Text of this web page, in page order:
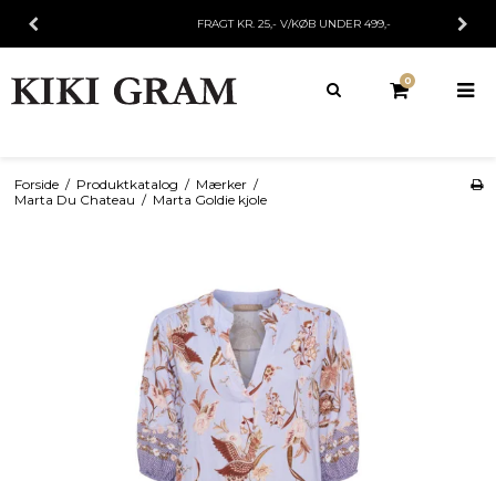
FRAGT KR. 25,- V/KØB UNDER 499,-
0
Forside / Produktkatalog / Mærker /
Marta Du Chateau / Marta Goldie kjole